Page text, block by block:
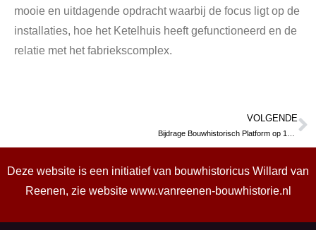
mooie en uitdagende opdracht waarbij de focus ligt op de
installaties, hoe het Ketelhuis heeft gefunctioneerd en de
relatie met het fabriekscomplex.
VOLGENDE
Deze website is een initiatief van bouwhistoricus Willard van
Reenen, zie website www.vanreenen-bouwhistorie.nl